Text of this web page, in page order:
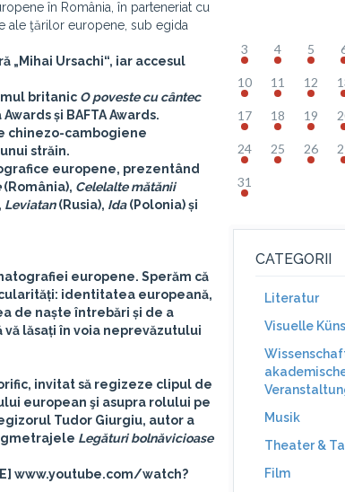
în România, în parteneriat cu
ale ţărilor europene, sub egida
„Mihai Ursachi“, iar accesul
britanic O poveste cu cântec
și BAFTA Awards.
chinezo-cambogiene
străin.
europene, prezentând
(România), Celelalte mătănii
Leviatan(Rusia), Ida(Polonia) și
europene. Sperăm că
identitatea europeană,
de naște întrebări și de a
lăsați în voia neprevăzutului
, invitat să regizeze clipul de
european şi asupra rolului pe
Tudor Giurgiu, autor a
Legături bolnăvicioase
www.youtube.com/watch?
3 4 5
10 11 12
17 18 19
24 25 26
31
CATEGORII
Literatur
Visuelle
Musik
Theater &
Film